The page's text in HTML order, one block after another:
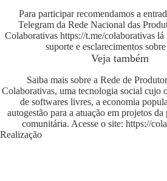
Para participar recomendamos a
Telegram da Rede Nacional das
Colaborativas https://t.me/colaborativaslá
suporte e esclarecimentos
Veja também
Saiba mais sobre a Rede de
Colaborativas, uma tecnologia social cujo
de softwares livres, a economia
autogestão para a atuação em projetos
comunitária. Acesse o site: https://
Realização